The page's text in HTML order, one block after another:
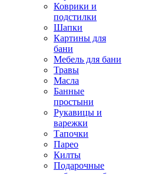
Коврики и
подстилки
Шапки
Картины для
бани
Мебель для бани
Травы
Масла
Банные
простыни
Рукавицы и
варежки
Тапочки
Парео
Килты
Подарочные